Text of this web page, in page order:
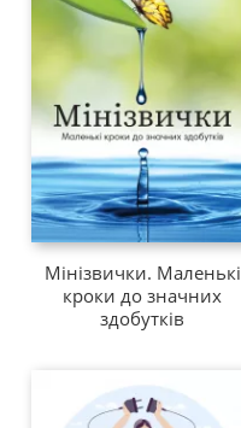
Мінізвички. Маленькі
кроки до значних
здобутків